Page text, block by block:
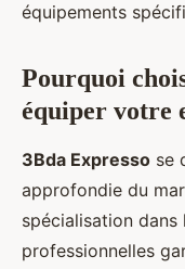
équipements
Pourquoi
équiper votre
3Bda Expresso se
approfondie du
spécialisation
professionnelles